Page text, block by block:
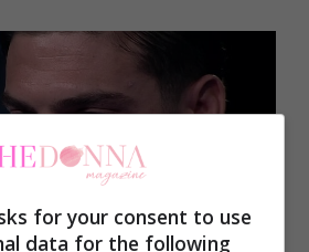
for your consent to use
data for the following